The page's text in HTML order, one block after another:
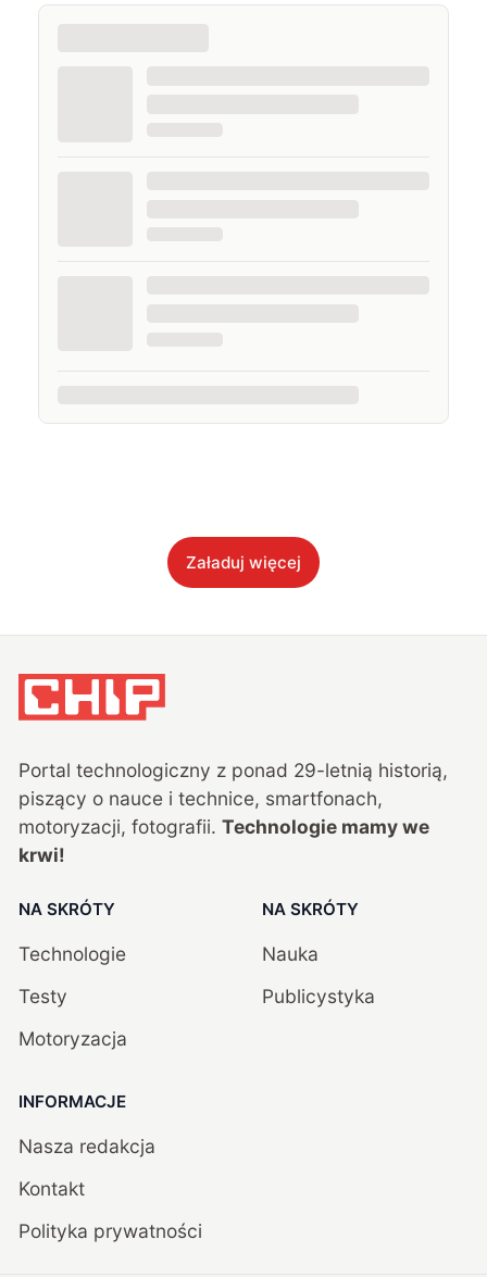
Załaduj więcej
Portal technologiczny z ponad 29-letnią historią,
piszący o nauce i technice, smartfonach,
motoryzacji, fotografii. Technologie mamy we
krwi!
NA SKRÓTY
Technologie
Testy
Motoryzacja
NA SKRÓTY
Nauka
Publicystyka
INFORMACJE
Nasza redakcja
Kontakt
Polityka prywatności